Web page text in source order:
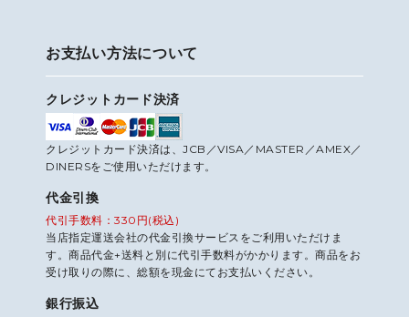
お支払い方法について
クレジットカード決済
クレジットカード決済は、JCB／VISA／MASTER／AMEX／
DINERSをご使用いただけます。
代金引換
代引手数料：330円(税込)
当店指定運送会社の代金引換サービスをご利用いただけま
す。商品代金+送料と別に代引手数料がかかります。商品をお
受け取りの際に、総額を現金にてお支払いください。
銀行振込